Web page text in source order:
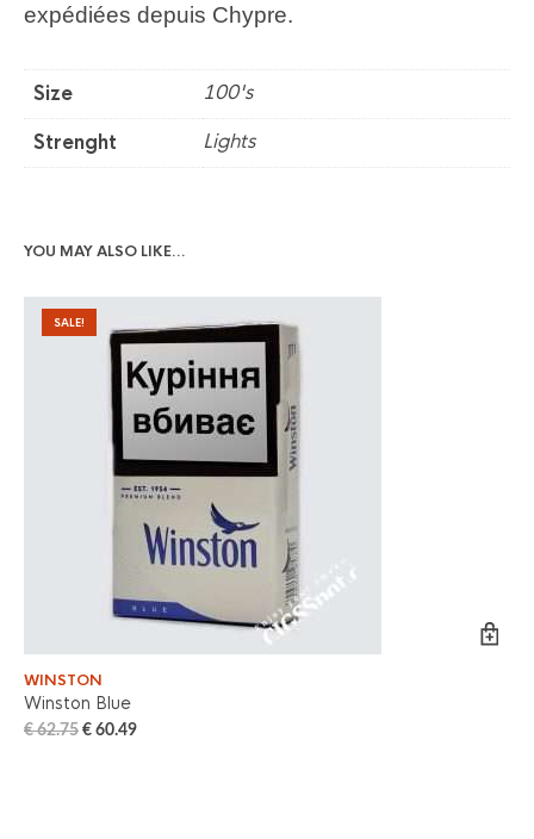
expédiées depuis Chypre.
Size
100's
Strenght
Lights
YOU MAY ALSO LIKE…
SALE!
WINSTON
Winston Blue
€62.75 € 60.49